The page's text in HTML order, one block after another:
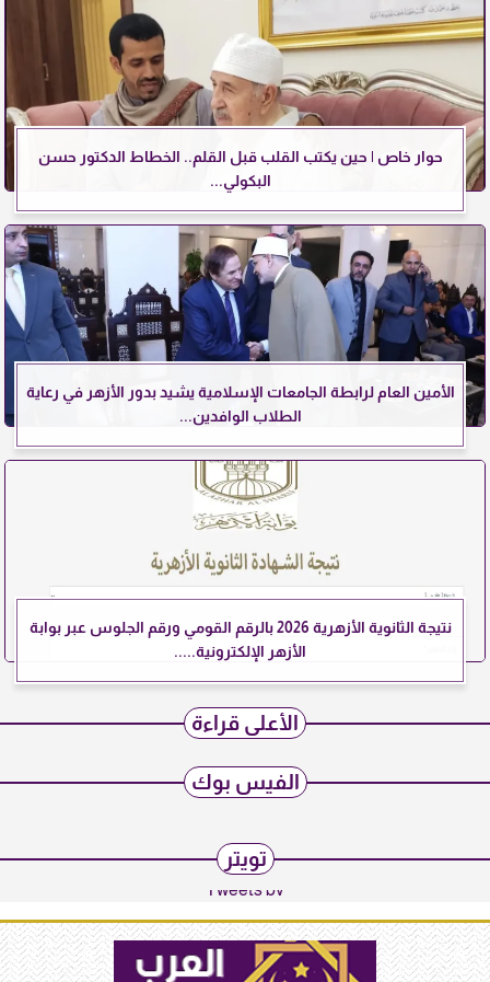
حوار خاص | حين يكتب القلب قبل القلم.. الخطاط الدكتور حسن
البكولي...
الأمين العام لرابطة الجامعات الإسلامية يشيد بدور الأزهر في رعاية
الطلاب الوافدين...
نتيجة الثانوية الأزهرية 2026 بالرقم القومي ورقم الجلوس عبر بوابة
الأزهر الإلكترونية.....
الأعلى قراءة
الفيس بوك
تويتر
Tweets by